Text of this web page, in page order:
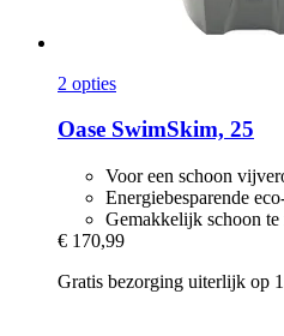
2 opties
Oase SwimSkim, 25
Voor een schoon
Energiebesparende
Gemakkelijk schoon te
€ 170,99
Gratis bezorging uiterlijk op